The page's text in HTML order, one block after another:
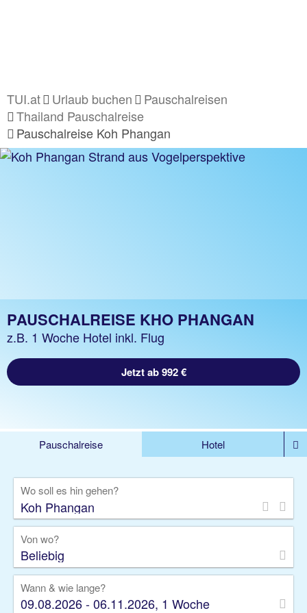
TUI.at Urlaub buchen
Pauschalreisen
Thailand Pauschalreise
Pauschalreise Koh Phangan
PAUSCHALREISE KHO PHANGAN
z.B. 1 Woche Hotel inkl. Flug
Jetzt ab 992 €
Pauschalreise
Hotel
Rundreise
Kreuzfahrt
Gruppenreise
Camper Privattransfer
Wo soll es hin gehen?
Von wo?
Beliebig
Wann & wie lange?
09.08.2026 - 06.11.2026, 1 Woche